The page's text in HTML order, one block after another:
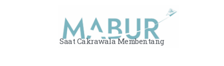
Saat Cakrawala Membentang